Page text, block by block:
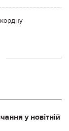
у новітній